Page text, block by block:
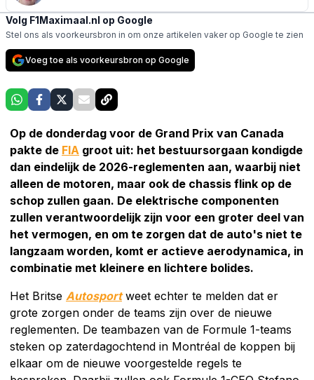
Volg F1Maximaal.nl op Google
Stel ons als voorkeursbron in om onze artikelen vaker op Google te zien
Voeg toe als voorkeursbron op Google
Op de donderdag voor de Grand Prix van Canada
pakte de FIA groot uit: het bestuursorgaan kondigde
dan eindelijk de 2026-reglementen aan, waarbij niet
alleen de motoren, maar ook de chassis flink op de
schop zullen gaan. De elektrische componenten
zullen verantwoordelijk zijn voor een groter deel van
het vermogen, en om te zorgen dat de auto's niet te
langzaam worden, komt er actieve aerodynamica, in
combinatie met kleinere en lichtere bolides.
Het Britse Autosport weet echter te melden dat er
grote zorgen onder de teams zijn over de nieuwe
reglementen. De teambazen van de Formule 1-teams
steken op zaterdagochtend in Montréal de koppen bij
elkaar om de nieuwe voorgestelde regels te